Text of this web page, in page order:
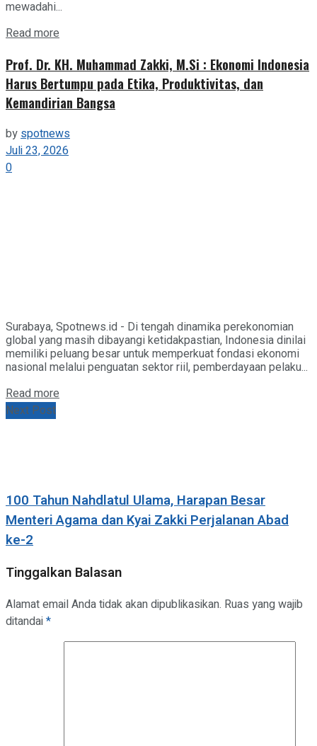
mewadahi...
Read more
Prof. Dr. KH. Muhammad Zakki, M.Si : Ekonomi Indonesia
Harus Bertumpu pada Etika, Produktivitas, dan
Kemandirian Bangsa
byspotnews
Juli 23, 2026
0
Surabaya, Spotnews.id - Di tengah dinamika perekonomian
global yang masih dibayangi ketidakpastian, Indonesia dinilai
memiliki peluang besar untuk memperkuat fondasi ekonomi
nasional melalui penguatan sektor riil, pemberdayaan pelaku...
Read more
Next Post
100 Tahun Nahdlatul Ulama, Harapan Besar
Menteri Agama dan Kyai Zakki Perjalanan Abad
ke-2
Tinggalkan Balasan
Alamat email Anda tidak akan dipublikasikan. Ruas yang wajib
ditandai*